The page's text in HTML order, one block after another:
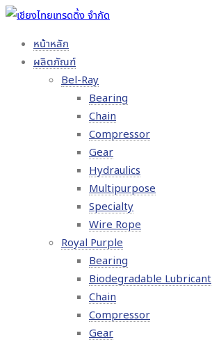
หน้าหลัก
ผลิตภัณฑ์
Bel-Ray
Bearing
Chain
Compressor
Gear
Hydraulics
Multipurpose
Specialty
Wire Rope
Royal Purple
Bearing
Biodegradable Lubricant
Chain
Compressor
Gear